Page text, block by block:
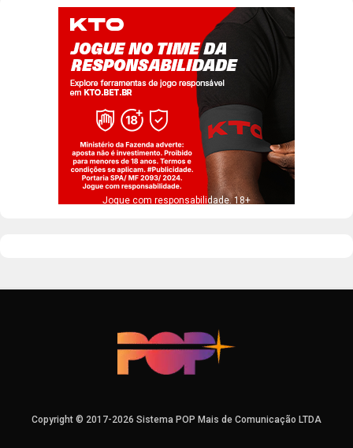
Jogue com responsabilidade. 18+
Copyright © 2017-2026 Sistema POP Mais de Comunicação LTDA